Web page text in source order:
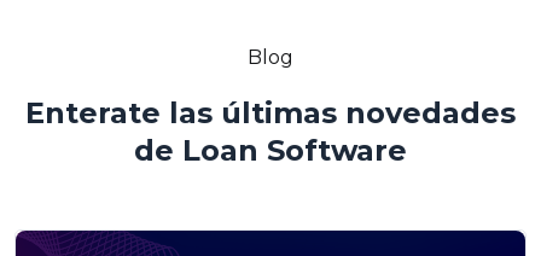
Blog
Enterate las últimas novedades
de Loan Software